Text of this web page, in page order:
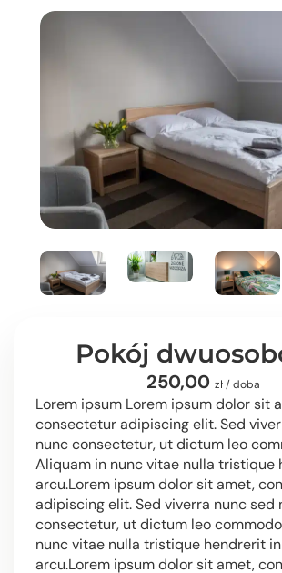
Pokój
250,00zł / doba
Lorem ipsum Lorem ipsum dolor sit
consectetur adipiscing elit. Sed
nunc consectetur, ut dictum leo
Aliquam in nunc vitae nulla tristique
arcu.Lorem ipsum dolor sit amet,
adipiscing elit. Sed viverra nunc sed
consectetur, ut dictum leo
nunc vitae nulla tristique hendrerit
arcu.Lorem ipsum dolor sit amet,